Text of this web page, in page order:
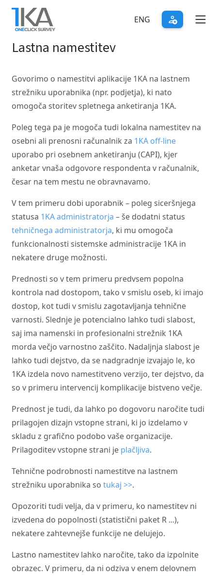
Skip
main
content
ENG
Lastna namestitev
Govorimo o namestitvi aplikacije 1KA na lastnem
strežniku uporabnika (npr. podjetja), ki nato
omogoča storitev spletnega anketiranja 1KA.
Poleg tega pa je mogoča tudi lokalna namestitev na
osebni ali prenosni računalnik za 1KA off-line
uporabo pri osebnem anketiranju (CAPI), kjer
anketar vnaša odgovore respondenta v računalnik,
česar na tem mestu ne obravnavamo.
V tem primeru dobi uporabnik – poleg siceršnjega
statusa 1KA administratorja – še dodatni status
tehničnega administratorja, ki mu omogoča
funkcionalnosti sistemske administracije 1KA in
nekatere druge možnosti.
Prednosti so v tem primeru predvsem popolna
kontrola nad dostopom, tako v smislu oseb, ki imajo
dostop, kot tudi v smislu zagotavljanja tehnične
varnosti. Slednje je potencialno lahko tudi slabost,
saj ima namenski in profesionalni strežnik 1KA
morda večjo varnostno zaščito. Nadaljnja slabost je
lahko tudi dejstvo, da se nadgradnje izvajajo le, ko
1KA izdela novo namestitveno verzijo, ter dejstvo, da
so v primeru intervencij komplikacije bistveno večje.
Prednost je tudi, da lahko po dogovoru naročite tudi
prilagojen dizajn vstopne strani, ki jo izdelamo v
skladu z grafično podobo vaše organizacije.
Prilagoditev vstopne strani je plačljiva.
Tehnične podrobnosti namestitve na lastnem
strežniku uporabnika so tukaj >>.
Opozoriti tudi velja, da v primeru, ko namestitev ni
izvedena do popolnosti (statistični paket R ...),
nekatere zahtevnejše funkcije ne delujejo.
Lastno namestitev lahko naročite, tako da izpolnite
obrazec. V primeru, da ni odziva v enem delovnem